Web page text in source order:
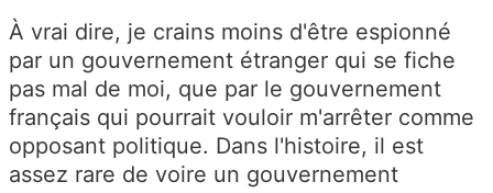
À vrai dire, je crains moins d'être espionné
par un gouvernement étranger qui se fiche
pas mal de moi, que par le gouvernement
français qui pourrait vouloir m'arrêter comme
opposant politique. Dans l'histoire, il est
assez rare de voire un gouvernement